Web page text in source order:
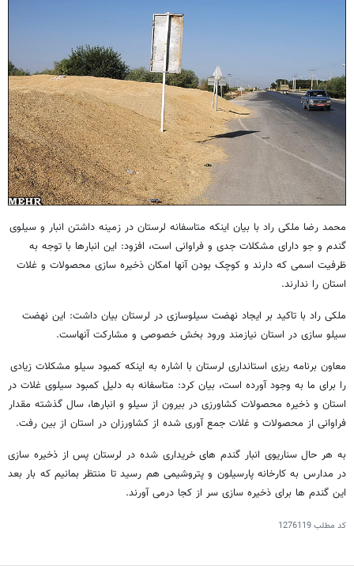
محمد رضا ملکی راد با بیان اینکه متاسفانه لرستان در زمینه داشتن انبار و سیلوی
گندم و جو دارای مشکلات جدی و فراوانی است، افزود: این انبارها با توجه به
ظرفیت اسمی که دارند و کوچک بودن آنها امکان ذخیره سازی محصولات و غلات
استان را ندارند.
ملکی راد با تاکید بر ایجاد نهضت سیلوسازی در لرستان بیان داشت: این نهضت
سیلو سازی در استان نیازمند ورود بخش خصوصی و مشارکت آنهاست.
معاون برنامه ریزی استانداری لرستان با اشاره به اینکه کمبود سیلو مشکلات زیادی
را برای ما به وجود آورده است، بیان کرد: متاسفانه به دلیل کمبود سیلوی غلات در
استان و ذخیره محصولات کشاورزی در بیرون از سیلو و انبارها، سال گذشته مقدار
فراوانی از محصولات و غلات جمع آوری شده از کشاورزان در استان از بین رفت.
به هر حال سناریوی انبار گندم های خریداری شده در لرستان پس از ذخیره سازی
در مدارس به کارخانه پارسیلون و پتروشیمی هم رسید تا منتظر بمانیم که بار بعد
این گندم ها برای ذخیره سازی سر از کجا درمی آورند.
کد مطلب1276119